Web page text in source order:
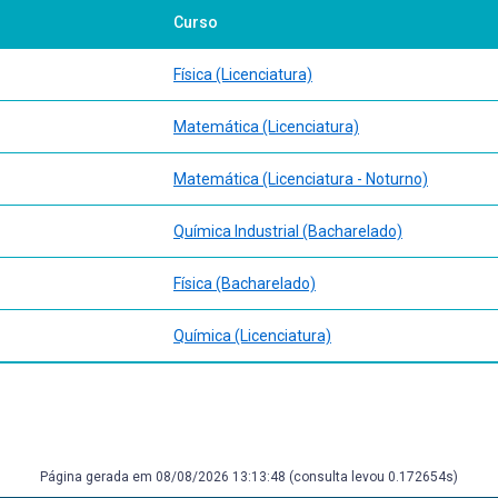
cartesiana;
reta paralela a uma reta por um ponto dado, reta por dois pontos
retas, área do triângulo, área do paralelogramo, condição de
de Programação Linear);
Curso
Física (Licenciatura)
Matemática (Licenciatura)
Matemática (Licenciatura - Noturno)
Química Industrial (Bacharelado)
Física (Bacharelado)
Química (Licenciatura)
Página gerada em 08/08/2026 13:13:48 (consulta levou 0.172654s)